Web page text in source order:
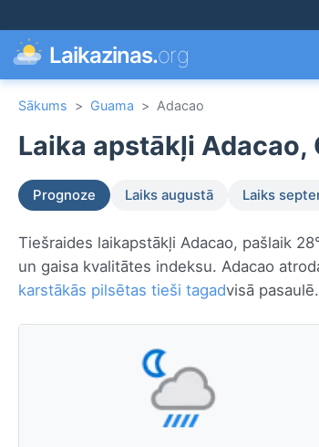
Laikazinas.org
Sākums > Guama > Adacao
Laika apstākļi
Prognoze Laiks augustā Laiks
Tiešraides laikapstākļi Adacao, pašlaik
un gaisa kvalitātes indeksu. Adacao
karstākās pilsētas tieši tagadvisā pasaulē.